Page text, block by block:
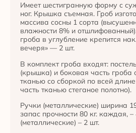
Имеет шестигранную форму с
ног. Крышка съемная. Гроб
массива сосны 1 сорта
влажности 8% и
гроба в углубление крепится
вечеря» — 2 шт.
В комплект гроба входят:
(крышка) и боковая часть гроба
тканью со сборкой по всей
часть тканью стеганое полотно).
Ручки (металлические) ширина
запас прочности 80 кг. каждая,
(металлические) – 2 шт.